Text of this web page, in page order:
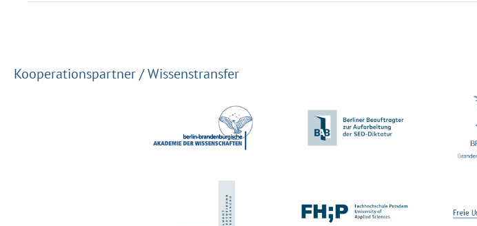
Kooperationspartner / Wissenstransfer